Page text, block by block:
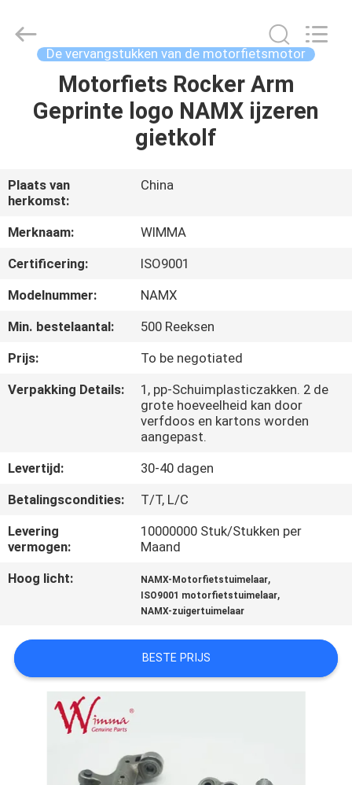
THUIS
VIDEO'S
OVER
ONS
KWALITEITSCONTROLE
VRAAG
EEN
OFFERTE
PRIVACYBELEID
Spare
Parts
De vervangstukken van de motorfietsmotor
Motorfiets Rocker Arm
Geprinte logo NAMX ijzeren
gietkolf
Plaats van
herkomst:
China
Merknaam:
WIMMA
Certificering:
ISO9001
Modelnummer:
NAMX
Min. bestelaantal:
500 Reeksen
Prijs:
To be negotiated
Verpakking Details:
1, pp-Schuimplasticzakken. 2 de
grote hoeveelheid kan door
verfdoos en kartons worden
aangepast.
Levertijd:
30-40 dagen
Betalingscondities:
T/T, L/C
Levering
vermogen:
10000000 Stuk/Stukken per
Maand
Hoog licht:
NAMX-Motorfietstuimelaar,
ISO9001 motorfietstuimelaar,
NAMX-zuigertuimelaar
BESTE PRIJS